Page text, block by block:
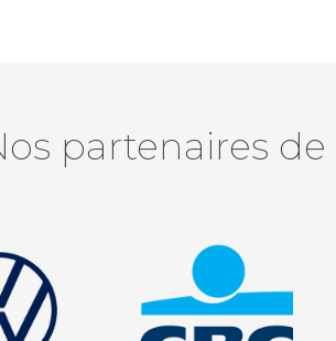
partenaires de